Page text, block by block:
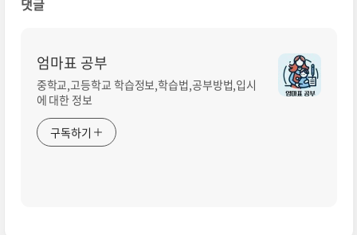
댓글
엄마표 공부
중학교,고등학교 학습정보,학습법,공부방법,입시
에 대한 정보
구독하기